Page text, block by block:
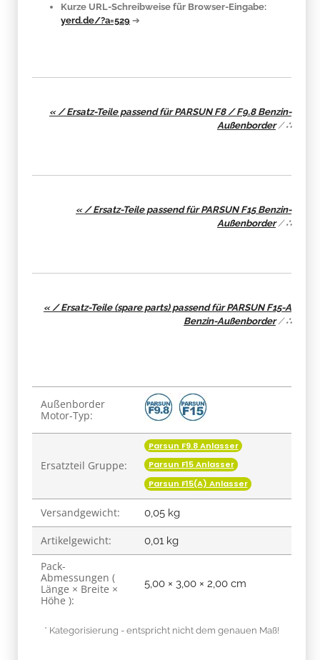
Kurze URL-Schreibweise für Browser-Eingabe:
yerd.de/?a=529 ➔
« / Ersatz-Teile passend für PARSUN F8 / F9.8 Benzin-
Außenborder/∴
« / Ersatz-Teile passend für PARSUN F15 Benzin-
Außenborder/∴
« / Ersatz-Teile (spare parts) passend für PARSUN F15-A
Benzin-Außenborder/∴
Produkteigenschaft
Wert
Außenborder
Motor-Typ:
Ersatzteil Gruppe:
Parsun F9.8 Anlasser
Parsun F15 Anlasser
Parsun F15(A) Anlasser
Versandgewicht: 0,05 kg
Artikelgewicht: 0,01 kg
Pack-
Abmessungen (
Länge × Breite ×
Höhe ):
5,00 × 3,00 × 2,00 cm
* Kategorisierung - entspricht nicht dem genauen Maß!